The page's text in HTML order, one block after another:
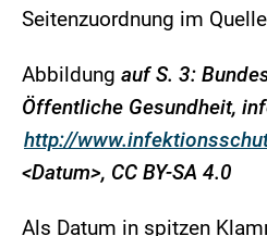
Seitenzuordnung im
Abbildung auf S. 3:
Öffentliche Gesundheit,
http://
<Datum>, CC BY-SA 4.0
Als Datum in spitzen